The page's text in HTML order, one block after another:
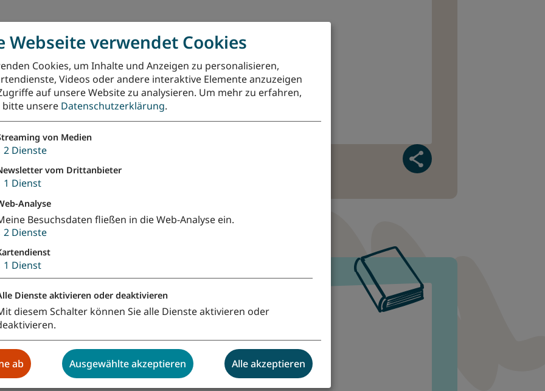
in Hessen und Nassau | www.zentrum-verkündigung.de
| Evangelisches Gesangbuch Nr. 29, Strophe 1
auf
www.gesangbuch.de
Webseite verwendet Cookies
Cookies, um Inhalte und Anzeigen zu personalisieren,
Videos oder andere interaktive Elemente anzuzeigen
auf unsere Website zu analysieren. Um mehr zu erfahren,
bitte unsere Datenschutzerklärung.
von Medien
2 Dienste
vom Drittanbieter
1 Dienst
Analyse
Besuchsdaten fließen in die Web-Analyse ein.
2 Dienste
1 Dienst
Dienste aktivieren oder deaktivieren
diesem Schalter können Sie alle Dienste aktivieren oder
ab Ausgewählte akzeptieren Alle akzeptieren